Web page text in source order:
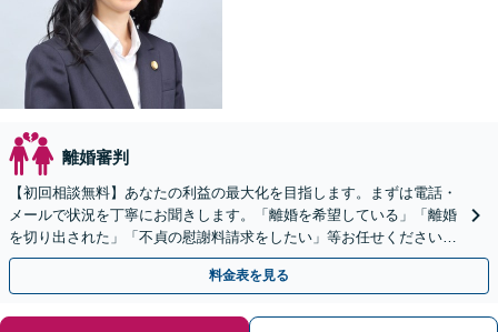
離婚審判
【初回相談無料】あなたの利益の最大化を目指します。まずは電話・
メールで状況を丁寧にお聞きします。「離婚を希望している」「離婚
を切り出された」「不貞の慰謝料請求をしたい」等お任せください。
【リーズナブルな料金設定】
料金表を見る